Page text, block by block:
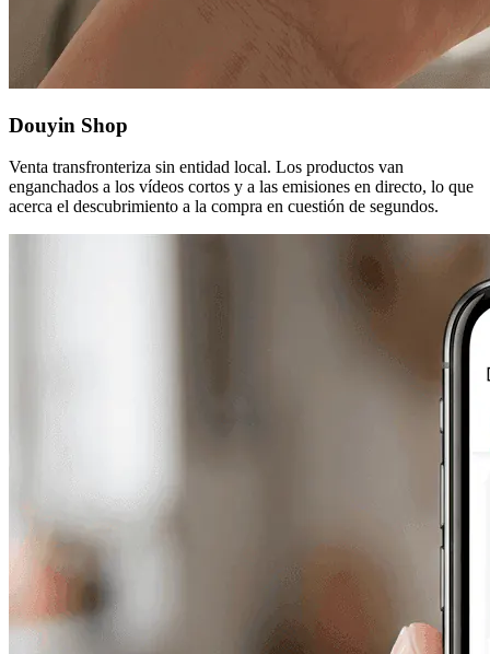
Douyin Shop
Venta transfronteriza sin entidad local. Los productos van
enganchados a los vídeos cortos y a las emisiones en directo, lo que
acerca el descubrimiento a la compra en cuestión de segundos.